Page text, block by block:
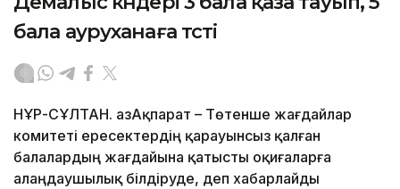
бала ауруханаға түсті
НҰР-СҰЛТАН. ҚазАқпарат – Төтенше жағдайлар
комитеті ересектердің қарауынсыз қалған
балалардың жағдайына қатысты оқиғаларға
алаңдаушылық білдіруде, деп хабарлайды